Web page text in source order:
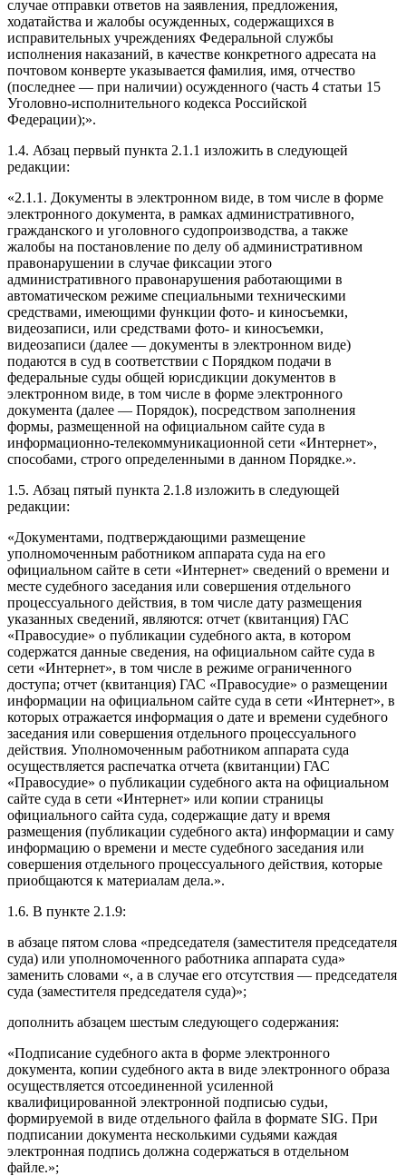
случае отправки ответов на заявления, предложения,
ходатайства и жалобы осужденных, содержащихся в
исправительных учреждениях Федеральной службы
исполнения наказаний, в качестве конкретного адресата на
почтовом конверте указывается фамилия, имя, отчество
(последнее — при наличии) осужденного (часть 4 статьи 15
Уголовно-исполнительного кодекса Российской
Федерации);».
1.4. Абзац первый пункта 2.1.1 изложить в следующей
редакции:
«2.1.1. Документы в электронном виде, в том числе в форме
электронного документа, в рамках административного,
гражданского и уголовного судопроизводства, а также
жалобы на постановление по делу об административном
правонарушении в случае фиксации этого
административного правонарушения работающими в
автоматическом режиме специальными техническими
средствами, имеющими функции фото- и киносъемки,
видеозаписи, или средствами фото- и киносъемки,
видеозаписи (далее — документы в электронном виде)
подаются в суд в соответствии с Порядком подачи в
федеральные суды общей юрисдикции документов в
электронном виде, в том числе в форме электронного
документа (далее — Порядок), посредством заполнения
формы, размещенной на официальном сайте суда в
информационно-телекоммуникационной сети «Интернет»,
способами, строго определенными в данном Порядке.».
1.5. Абзац пятый пункта 2.1.8 изложить в следующей
редакции:
«Документами, подтверждающими размещение
уполномоченным работником аппарата суда на его
официальном сайте в сети «Интернет» сведений о времени и
месте судебного заседания или совершения отдельного
процессуального действия, в том числе дату размещения
указанных сведений, являются: отчет (квитанция) ГАС
«Правосудие» о публикации судебного акта, в котором
содержатся данные сведения, на официальном сайте суда в
сети «Интернет», в том числе в режиме ограниченного
доступа; отчет (квитанция) ГАС «Правосудие» о размещении
информации на официальном сайте суда в сети «Интернет», в
которых отражается информация о дате и времени судебного
заседания или совершения отдельного процессуального
действия. Уполномоченным работником аппарата суда
осуществляется распечатка отчета (квитанции) ГАС
«Правосудие» о публикации судебного акта на официальном
сайте суда в сети «Интернет» или копии страницы
официального сайта суда, содержащие дату и время
размещения (публикации судебного акта) информации и саму
информацию о времени и месте судебного заседания или
совершения отдельного процессуального действия, которые
приобщаются к материалам дела.».
1.6. В пункте 2.1.9:
в абзаце пятом слова «председателя (заместителя председателя
суда) или уполномоченного работника аппарата суда»
заменить словами «, а в случае его отсутствия — председателя
суда (заместителя председателя суда)»;
дополнить абзацем шестым следующего содержания:
«Подписание судебного акта в форме электронного
документа, копии судебного акта в виде электронного образа
осуществляется отсоединенной усиленной
квалифицированной электронной подписью судьи,
формируемой в виде отдельного файла в формате SIG. При
подписании документа несколькими судьями каждая
электронная подпись должна содержаться в отдельном
файле.»;